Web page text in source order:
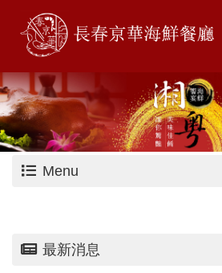
Menu
最新消息